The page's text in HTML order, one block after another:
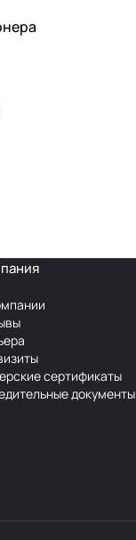
сертификаты
документы